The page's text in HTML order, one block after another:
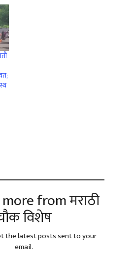
from मराठी
विशेष
the latest posts sent to your
email.